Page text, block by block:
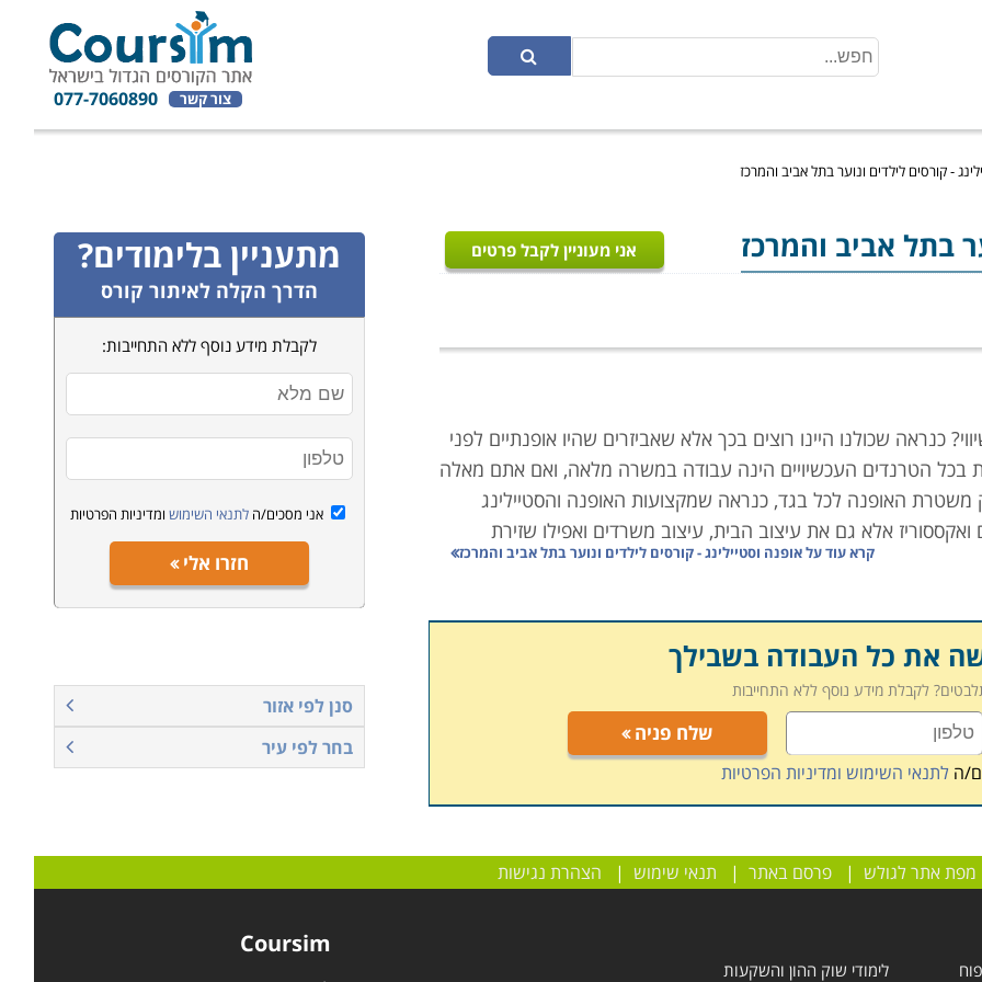
צור קשר 077-7060890
- קורסים לילדים ונוער בתל אביב והמרכז
בתל אביב והמרכז אני מעוניין לקבל פרטים
כנראה שכולנו היינו רוצים בכך אלא שאביזרים שהיו אופנתיים לפני
בכל הטרנדים העכשיויים הינה עבודה במשרה מלאה, ואם אתם מאלה
משטרת האופנה לכל בגד, כנראה שמקצועות האופנה והסטיילינג
ואקססוריז אלא גם את עיצוב הבית, עיצוב משרדים ואפילו שזירת
ערב, דרך מעילים, כובעים, מכנסיים, חולצות, בגדי ים ואפילו
טכניקות שרטוט ועוד. בוגרות קורס זה יוכלו להשתלב בתעשיית
וגם אלה שיודעים לא תמיד מצליחים לשלב בין מה שאופנתי לבין
גדול עומד מעצב אירועים אשר חשב על כל פרט, החל בכיבוד וכלה
קרא עוד עלאופנה וסטיילינג - קורסים לילדים ונוער בתל אביב והמרכז
את כל העבודה בשבילך
לקבלת מידע נוסף ללא התחייבות
שלח פניה
הלתנאי השימוש ומדיניות הפרטיות
מתעניין בלימודים?
הדרך הקלה לאיתור קורס
לקבלת מידע נוסף ללא התחייבות:
אני מסכים/הלתנאי השימוש ומדיניות הפרטיות
חזרו אלי
סנן לפי אזור
בחר לפי עיר
מפת אתר לגולש |פרסם באתר | תנאי שימוש | הצהרת נגישות
לימודי שוק ההון והשקעות
Coursim